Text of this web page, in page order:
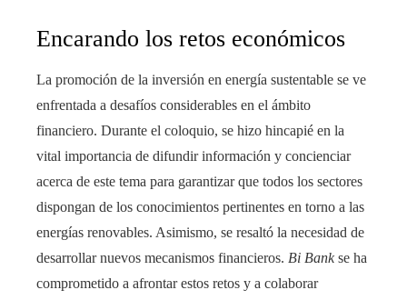
Encarando los retos económicos
La promoción de la inversión en energía sustentable se ve
enfrentada a desafíos considerables en el ámbito
financiero. Durante el coloquio, se hizo hincapié en la
vital importancia de difundir información y concienciar
acerca de este tema para garantizar que todos los sectores
dispongan de los conocimientos pertinentes en torno a las
energías renovables. Asimismo, se resaltó la necesidad de
desarrollar nuevos mecanismos financieros. Bi Bankse ha
comprometido a afrontar estos retos y a colaborar